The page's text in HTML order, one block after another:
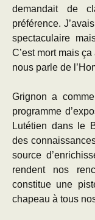
demandait de
préférence.
spectaculaire
C’est mort mais
nous parle de
Grignon a
programme
Lutétien dans le
des
source
rendent nos
constitue une
chapeau à tous